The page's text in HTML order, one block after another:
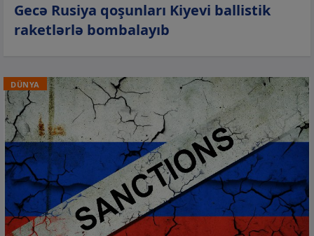
Gecə Rusiya qoşunları Kiyevi ballistik
raketlərlə bombalayıb
DÜNYA